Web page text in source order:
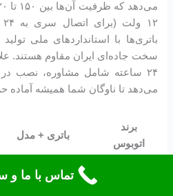
باتری‌ها با استانداردهای ملی
سخت جاده‌ای ایران مقاوم هستند.
۲۴ ساعته شامل مشاوره، نصب
می‌دهد تا ناوگان شما همیشه آماده
برند
اتوبوس
باتری + مدل
باتری اتوبوس
Marstrands
تماس با ما و